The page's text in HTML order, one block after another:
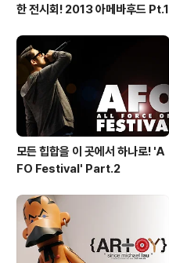
한 전시회! 2013 아메바후드 Pt.1
모든 힙합을 이 곳에서 하나로! 'A
FO Festival' Part.2